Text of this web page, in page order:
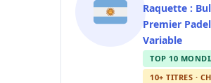
Raquette :
Premier
Variable
TOP 10
10+ TITRES ·